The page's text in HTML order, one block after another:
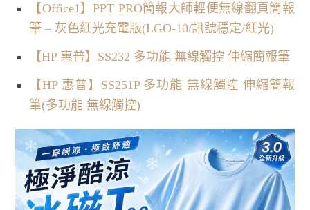
【Office1】PPT PRO簡報大師輕便無線翻頁簡報
筆 – 灰色紅光充電版(LGO-10/訊號穩定/紅光)
【HP 惠普】SS232 多功能 無線觸控 伸縮簡報筆
【HP 惠普】SS251P 多功能 無線觸控 伸縮簡報
筆(多功能 無線觸控)